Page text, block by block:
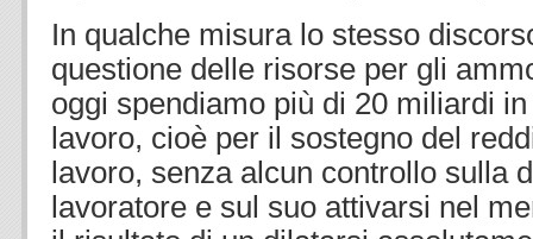
In qualche misura lo stesso
questione delle risorse per gli
oggi spendiamo più di 20 miliardi
lavoro, cioè per il sostegno del
lavoro, senza alcun controllo sulla
lavoratore e sul suo attivarsi nel